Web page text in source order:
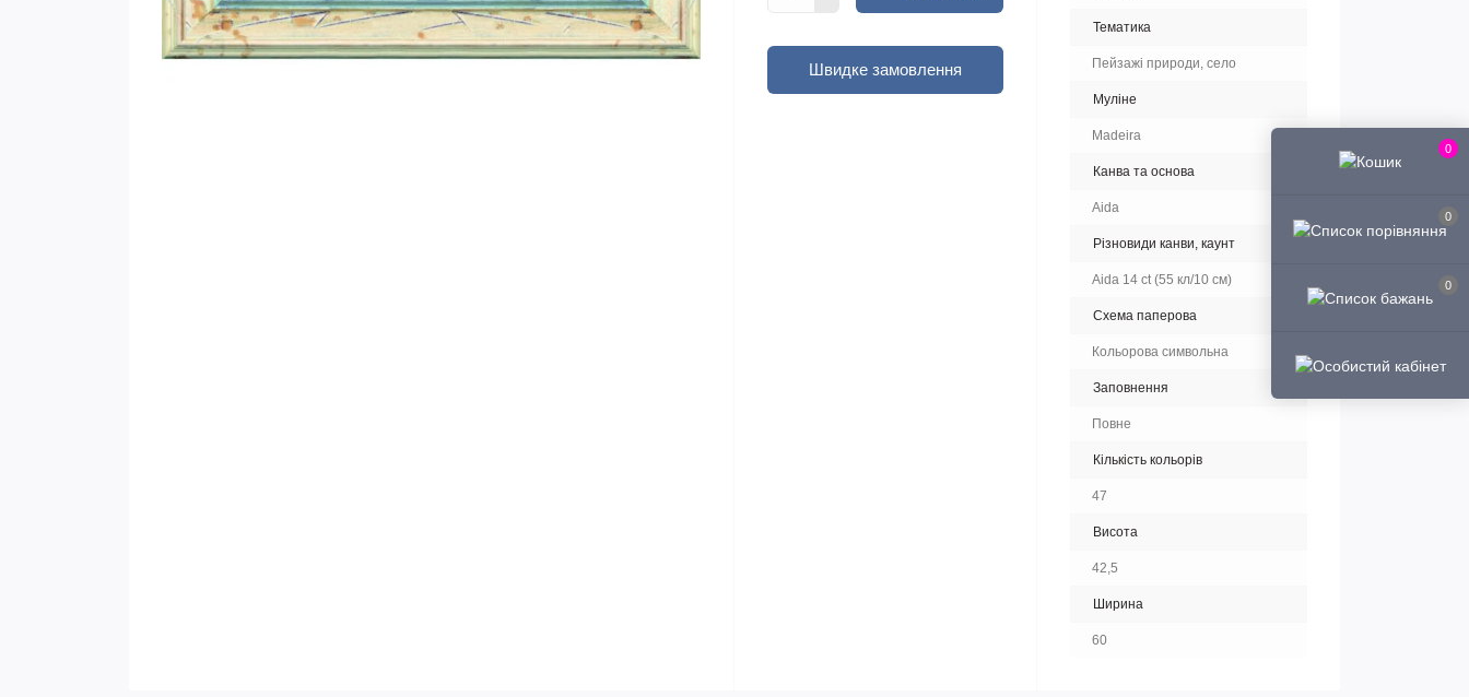
0
0
0
Швидке замовлення
Тематика
Пейзажі природи, село
Муліне
Madeira
Канва та основа
Aida
Різновиди канви, каунт
Aida 14 ct (55 кл/10 см)
Схема паперова
Кольорова символьна
Заповнення
Повне
Кількість кольорів
47
Висота
42,5
Ширина
60